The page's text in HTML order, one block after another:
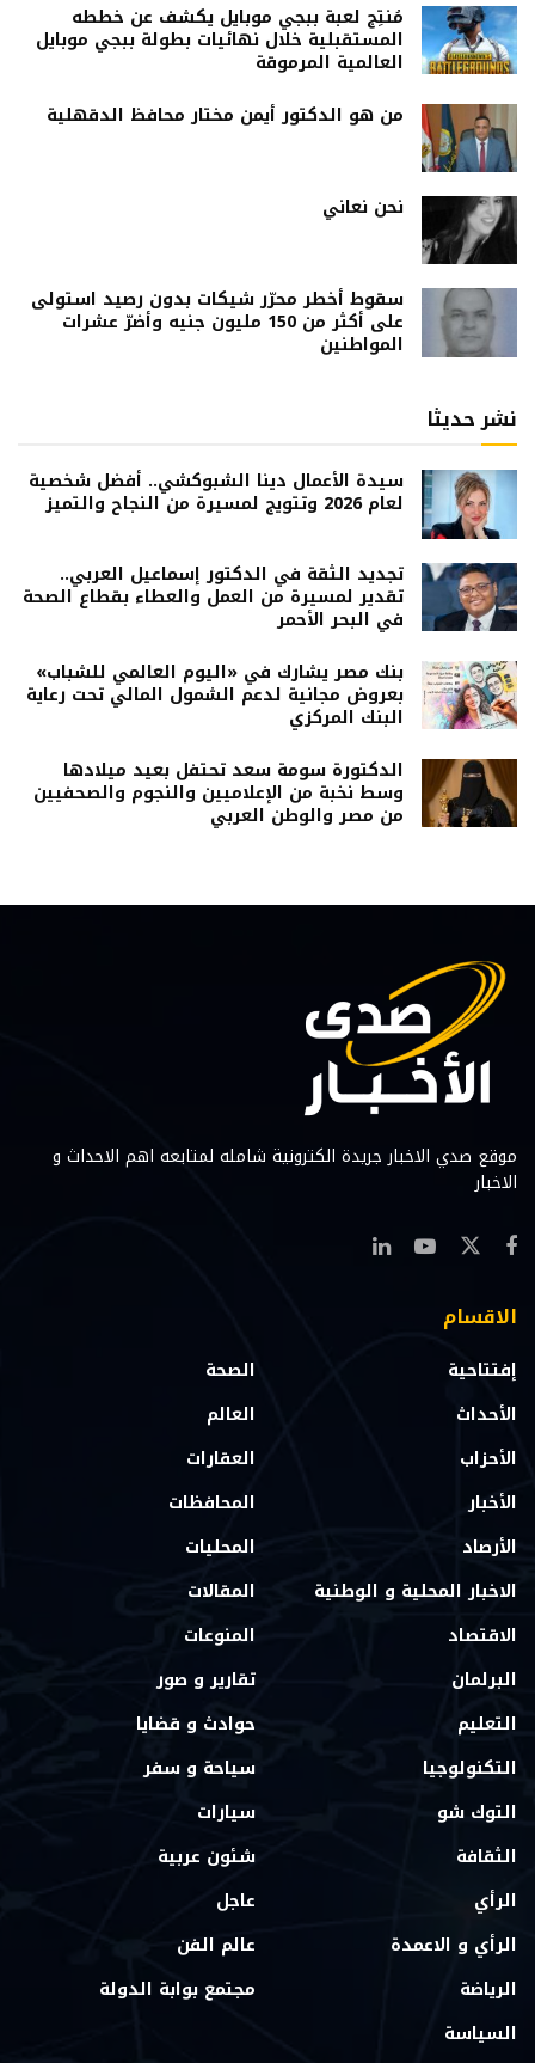
مُنتِج لعبة ببجي موبايل يكشف عن خططه
المستقبلية خلال نهائيات بطولة ببجي موبايل
العالمية المرموقة
من هو الدكتور أيمن مختار محافظ الدقهلية
نحن نعاني
سقوط أخطر محرّر شيكات بدون رصيد استولى
على أكثر من 150 مليون جنيه وأضرّ عشرات
المواطنين
نشر حديثا
سيدة الأعمال دينا الشبوكشي.. أفضل شخصية
لعام 2026 وتتويج لمسيرة من النجاح والتميز
تجديد الثقة في الدكتور إسماعيل العربي..
تقدير لمسيرة من العمل والعطاء بقطاع الصحة
في البحر الأحمر
بنك مصر يشارك في «اليوم العالمي للشباب»
بعروض مجانية لدعم الشمول المالي تحت رعاية
البنك المركزي
الدكتورة سومة سعد تحتفل بعيد ميلادها
وسط نخبة من الإعلاميين والنجوم والصحفيين
من مصر والوطن العربي
موقع صدي الاخبار جريدة الكترونية شامله لمتابعه اهم الاحداث و
الاخبار
الاقسام
إفتتاحية
الأحداث
الأحزاب
الأخبار
الأرصاد
الاخبار المحلية و الوطنية
الاقتصاد
البرلمان
التعليم
التكنولوجيا
التوك شو
الثقافة
الرأي
الرأي و الاعمدة
الرياضة
السياسة
الصحة
العالم
العقارات
المحافظات
المحليات
المقالات
المنوعات
تقارير و صور
حوادث و قضايا
سياحة و سفر
سيارات
شئون عربية
عاجل
عالم الفن
مجتمع بوابة الدولة